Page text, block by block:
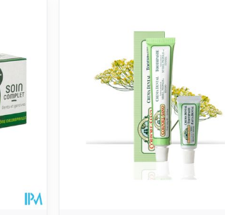
aan te passen.